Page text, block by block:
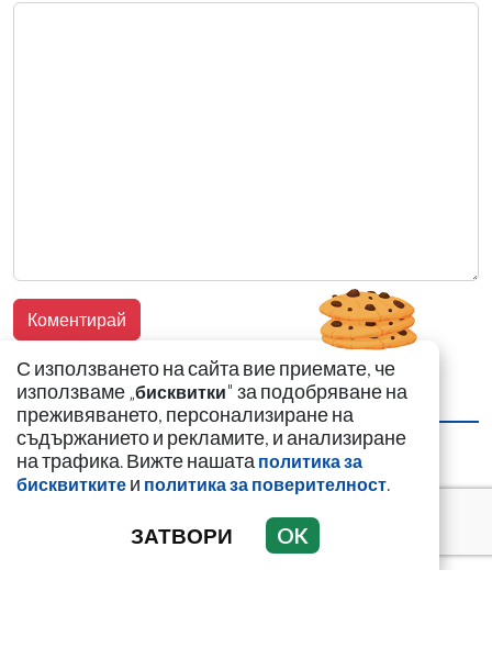
НАЙ-ЧЕТЕНИ НАЙ-КОМЕНТИРАНИ
Случаят с Ива
Михайлова влиза в
Народното събрание
С използването на сайта вие приемате, че
използваме „бисквитки" за подобряване на
преживяването, персонализиране на
съдържанието и рекламите, и анализиране
на трафика. Вижте нашата политика за
бисквитките и политика за поверителност.
ЗАТВОРИ OK